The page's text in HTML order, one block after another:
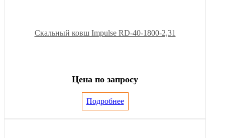
Скальный ковш Impulse RD-40-1800-2,31
Цена по запросу
Подробнее